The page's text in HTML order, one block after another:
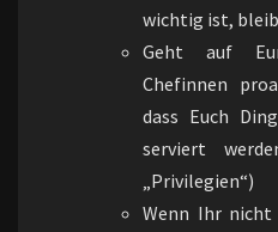
wichtig ist,
Geht auf
Chefinnen
dass Euch
serviert
„Privilegien“)
Wenn Ihr nicht